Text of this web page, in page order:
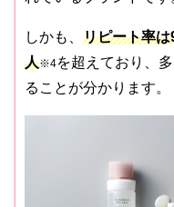
しかも、 リピート率は
人※4を超えており、
ることが分かります。